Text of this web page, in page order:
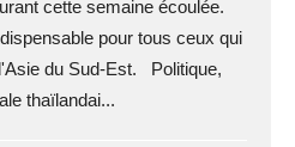
cette semaine écoulée.
pour tous ceux qui
du Sud-Est. Politique,
thaïlandai...